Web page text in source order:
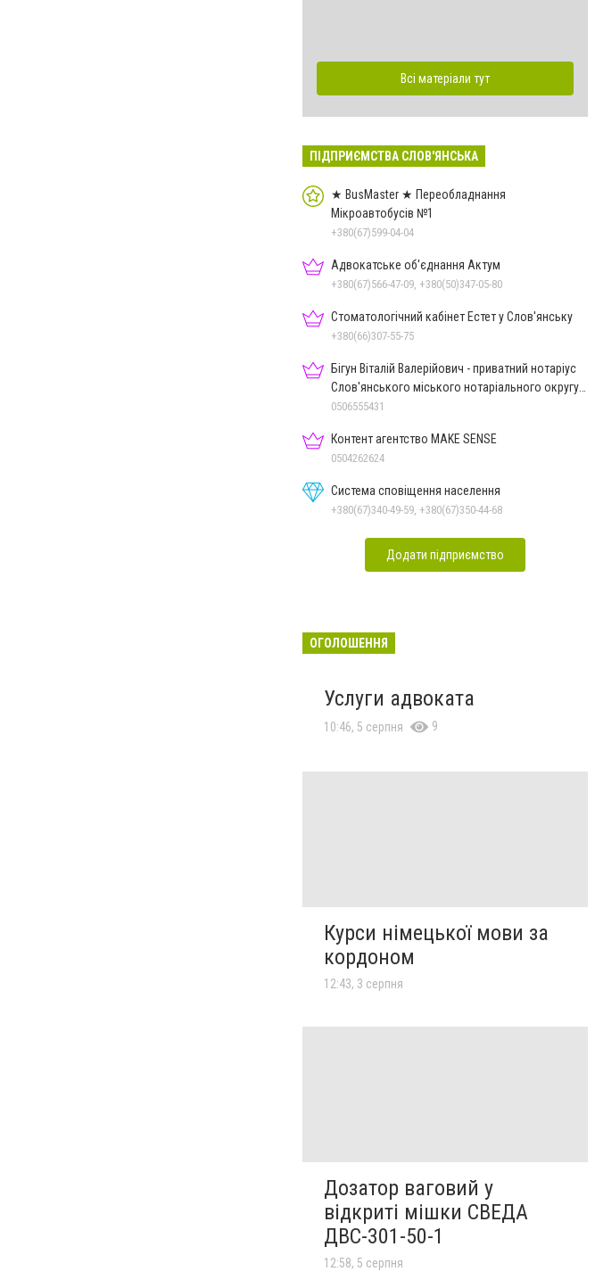
Всі матеріали тут
ПІДПРИЄМСТВА СЛОВ'ЯНСЬКА
★ BusMaster ★ Переобладнання
Мікроавтобусів №1
+380(67)599-04-04
Адвокатське об'єднання Актум
+380(67)566-47-09, +380(50)347-05-80
Стоматологічний кабінет Естет у Слов'янську
+380(66)307-55-75
Бігун Віталій Валерійович - приватний нотаріус
Слов'янського міського нотаріального округу
Дон.обл.
0506555431
Контент агентство MAKE SENSE
0504262624
Система сповіщення населення
+380(67)340-49-59, +380(67)350-44-68
Додати підприємство
ОГОЛОШЕННЯ
Услуги адвоката
10:46, 5 серпня 9
Курси німецької мови за
кордоном
12:43, 3 серпня
Дозатор ваговий у
відкриті мішки СВЕДА
ДВС-301-50-1
12:58, 5 серпня